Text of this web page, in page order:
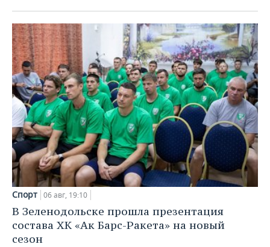
Спорт 06 авг, 19:10
В Зеленодольске прошла презентация
состава ХК «Ак Барс-Ракета» на новый
сезон